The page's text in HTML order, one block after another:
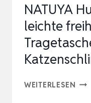
NATUYA
leichte
WEITERLESEN